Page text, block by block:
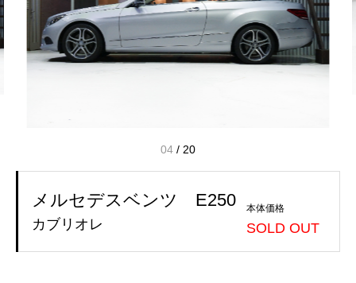
04 / 20
メルセデスベンツ E250
カブリオレ
本体価格
SOLD OUT